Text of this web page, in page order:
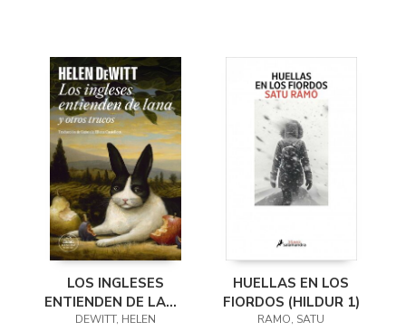
LOS INGLESES
ENTIENDEN DE LANA
(Y OTROS TRUCOS)
DEWITT, HELEN
HUELLAS EN LOS
FIORDOS (HILDUR 1)
RAMO, SATU